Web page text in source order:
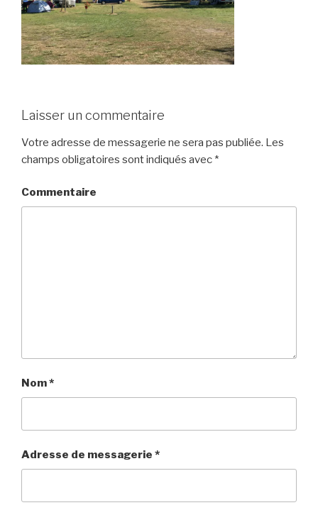
Laisser un commentaire
Votre adresse de messagerie ne sera pas publiée. Les
champs obligatoires sont indiqués avec *
Commentaire
Nom*
Adresse de messagerie *